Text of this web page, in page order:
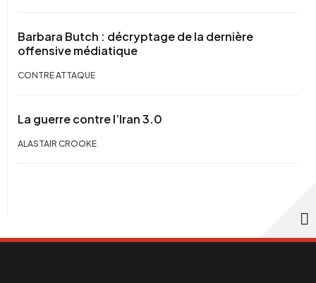
Barbara Butch : décryptage de la dernière
offensive médiatique
CONTRE ATTAQUE
La guerre contre l’Iran 3.0
ALASTAIR CROOKE